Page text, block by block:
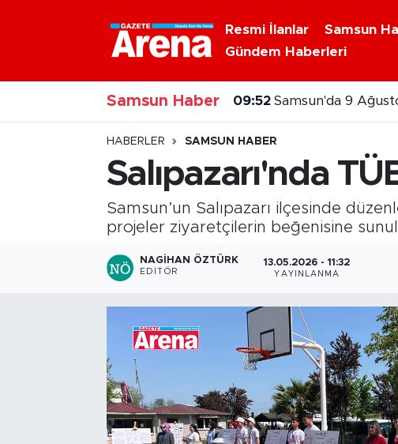
Resmi İlanlar Samsun
Gündem Haberleri
Samsun Haber 09:52 Samsun'da 9
HABERLER SAMSUN HABER
Salıpazarı'nda
Samsun’un Salıpazarı ilçesinde
projeler ziyaretçilerin beğenisine
NAGIHAN ÖZTÜRK
EDITÖR
13.05.2026 - 11:32
YAYINLANMA
Nöbetçi Eczaneler
Hava Durumu
Samsun Namaz Vakitleri
Trafik Durumu
Süper Lig Puan Durumu ve Fikstür
Tüm Manşetler